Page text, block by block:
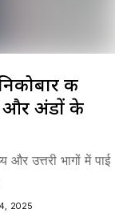
की
और अंडों के
उत्तरी भागों में पाई
2025